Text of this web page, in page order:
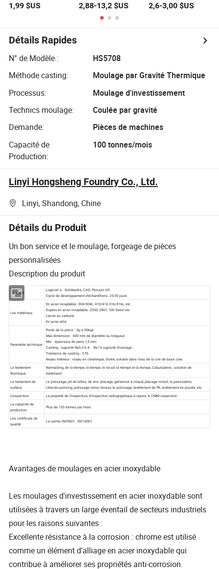
chaud de
1,99 $US
en acier allié
forgé et en
aluminium avec
2,88-13,2 $US
en acier noir pour
forgeron, anvil
2,6-3,00 $US
Détails Rapides
N° de Modèle.:
HS5708
Méthode casting:
Moulage par Gravité Thermique
Processus:
Moulage d'investissement
Technics moulage:
Coulée par gravité
Demande:
Pièces de machines
Capacité de
Production:
100 tonnes/mois
Linyi Hongsheng Foundry Co., Ltd.
Linyi, Shandong, Chine
Détails du Produit
Un bon service et le moulage, forgeage de pièces
personnalisées
Description du produit
Avantages de moulages en acier inoxydable
Les moulages d'investissement en acier inoxydable sont
utilisées à travers un large éventail de secteurs industriels
pour les raisons suivantes :
Excellente résistance à la corrosion : chrome est utilisé
comme un élément d'alliage en acier inoxydable qui
contribue à améliorer ses propriétés anti-corrosion.